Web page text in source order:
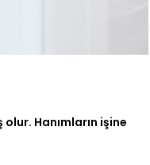
Hanımların işine